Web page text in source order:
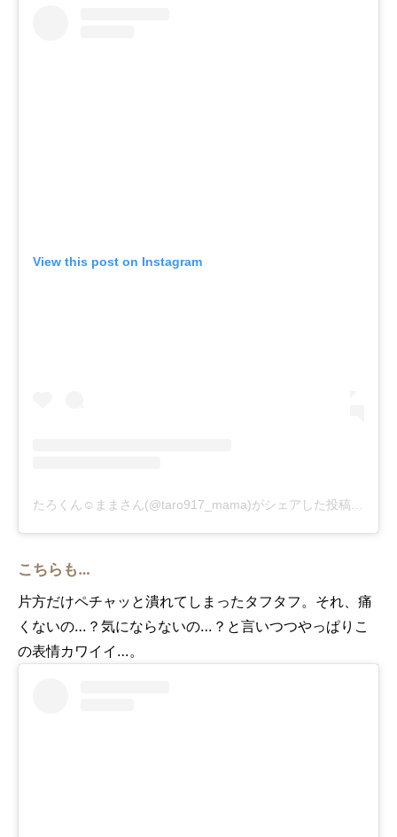
View this post on Instagram
たろくん☺︎ままさん(@taro917_mama)がシェアした投稿
-
こちらも…
片方だけペチャッと潰れてしまったタフタフ。それ、痛
くないの…？気にならないの…？と言いつつやっぱりこ
の表情カワイイ…。